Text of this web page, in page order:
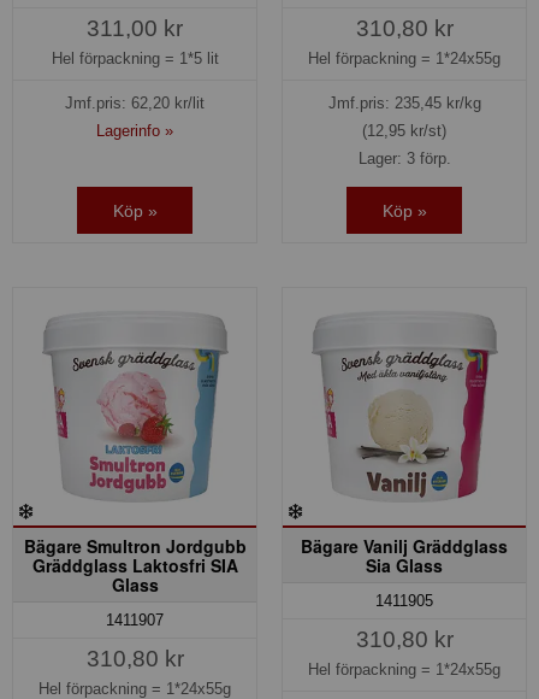
311,00 kr
Hel förpackning = 1*5 lit
Jmf.pris: 62,20 kr/lit
Lagerinfo »
Köp »
310,80 kr
Hel förpackning = 1*24x55g
Jmf.pris: 235,45kr/kg
(12,95 kr/st)
Lager: 3 förp.
Köp »
Bägare Smultron Jordgubb
Gräddglass Laktosfri SIA
Glass
1411907
310,80 kr
Hel förpackning = 1*24x55g
Bägare Vanilj Gräddglass
Sia Glass
1411905
310,80 kr
Hel förpackning = 1*24x55g